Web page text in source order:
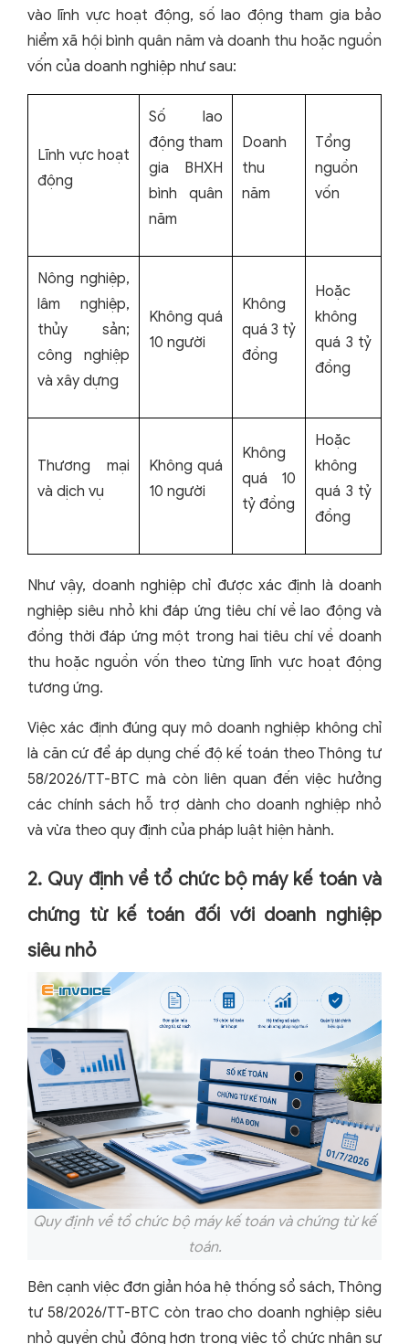
vào lĩnh vực hoạt động, số lao động tham gia bảo
hiểm xã hội bình quân năm và doanh thu hoặc nguồn
vốn của doanh nghiệp như sau:
Lĩnh vực hoạt
động
Số lao
động tham
gia BHXH
bình quân
năm
Doanh
thu
năm
Tổng
nguồn
vốn
Nông nghiệp,
lâm nghiệp,
thủy sản;
công nghiệp
và xây dựng
Không quá
10 người
Không
quá 3 tỷ
đồng
Hoặc
không
quá 3 tỷ
đồng
Thương mại
và dịch vụ
Không quá
10 người
Không
quá 10
tỷ đồng
Hoặc
không
quá 3 tỷ
đồng
Như vậy, doanh nghiệp chỉ được xác định là doanh
nghiệp siêu nhỏ khi đáp ứng tiêu chí về lao động và
đồng thời đáp ứng một trong hai tiêu chí về doanh
thu hoặc nguồn vốn theo từng lĩnh vực hoạt động
tương ứng.
Việc xác định đúng quy mô doanh nghiệp không chỉ
là căn cứ để áp dụng chế độ kế toán theo Thông tư
58/2026/TT-BTC mà còn liên quan đến việc hưởng
các chính sách hỗ trợ dành cho doanh nghiệp nhỏ
và vừa theo quy định của pháp luật hiện hành.
2. Quy định về tổ chức bộ máy kế toán và
chứng từ kế toán đối với doanh nghiệp
siêu nhỏ
Quy định về tổ chức bộ máy kế toán và chứng từ kế
toán.
Bên cạnh việc đơn giản hóa hệ thống sổ sách, Thông
tư 58/2026/TT-BTC còn trao cho doanh nghiệp siêu
nhỏ quyền chủ động hơn trong việc tổ chức nhân sự